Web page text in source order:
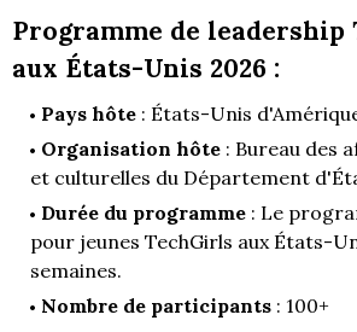
Programme de leadership
aux États-Unis 2026 :
Pays hôte : États-Unis
Organisation hôte : Bureau des
et culturelles du Département
Durée du programme : Le
pour jeunes TechGirls aux États-
semaines.
Nombre de participants : 100+